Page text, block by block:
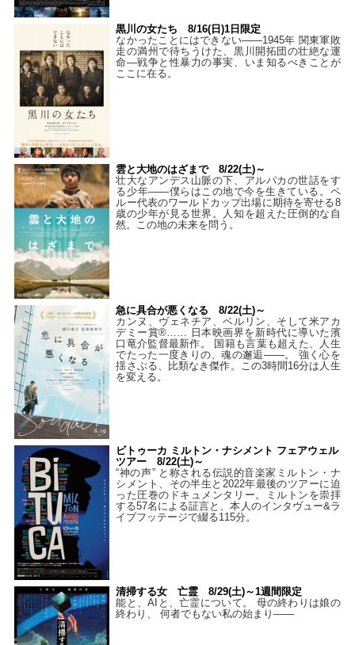
黒川の女たち 8/16(日)1日限定
なかったことにはできない——1945年 関東軍敗
走の満州で待ちうけた、黒川開拓団の壮絶な運
命―戦争と性暴力の事実、いま知るべきことが
ここに在る。
雲と大地のはざまで 8/22(土)～
壮大なアンデス山脈の下、アルパカの世話をす
る少年――僕らはこの地で今を生きている。ペ
ルー代表のワールドカップ出場に期待を寄せる8
歳の少年が見る世界。人知を超えた圧倒的な自
然。この地の未来を問う。
急に具合が悪くなる 8/22(土)～
カンヌ、ヴェネチア、ベルリン、そして米アカ
デミー賞®…… 日本映画界を新時代に導いた濱
口竜介監督最新作。 国籍も言葉も超えた、人生
でたった一度きりの、魂の邂逅――。 強く心を
揺さぶる、比類なき傑作。この3時間16分は人生
を変える。
ビトゥーカ ミルトン・ナシメント フェアウェル
ツアー 8/22(土)～
“神の声” と称される伝説的音楽家ミルトン・ナ
シメント、その半生と2022年最後のツアーに迫
った圧巻のドキュメンタリー。ミルトンを崇拝
する57名による証言と、本人のインタヴュー&ラ
イブフッテージで綴る115分。
清掃する女 亡霊 8/29(土)～1週間限定
能と、AIと、亡霊について。 母の終わりは娘の
終わり、 何者でもない私の始まり――